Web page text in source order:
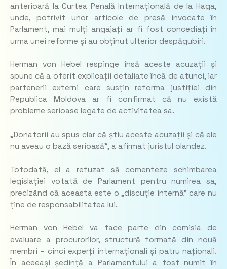
anterioară la Curtea Penală Internațională de la Haga,
unde, potrivit unor articole de presă invocate în
Parlament, mai mulți angajați ar fi fost concediați în
urma unei reforme și au obținut ulterior despăgubiri.
Herman von Hebel respinge însă aceste acuzații și
spune că a oferit explicații detaliate încă de atunci, iar
partenerii externi care susțin reforma justiției din
Republica Moldova ar fi confirmat că nu există
probleme serioase legate de activitatea sa.
„Donatorii au spus clar că știu aceste acuzații și că ele
nu aveau o bază serioasă”, a afirmat juristul olandez.
Totodată, el a refuzat să comenteze schimbarea
legislației votată de Parlament pentru numirea sa,
precizând că aceasta este o „discuție internă” care nu
ține de responsabilitatea lui.
Herman von Hebel va face parte din comisia de
evaluare a procurorilor, structură formată din nouă
membri – cinci experți internaționali și patru naționali.
În aceeași ședință a Parlamentului a fost numit în